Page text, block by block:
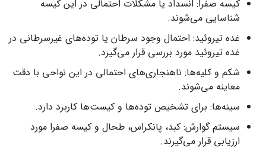
کیسه صفرا: انسداد یا مشکلات احتمالی در این کیسه
شناسایی می‌شوند.
غده تیروئید: احتمال وجود سرطان یا توده‌های غیرسرطانی در
غده تیروئید مورد بررسی قرار می‌گیرد.
شکم و کلیه‌ها: ناهنجاری‌های احتمالی در این نواحی با دقت
معاینه می‌شوند.
سینه‌ها: برای تشخیص توده‌ها و کیست‌ها کاربرد دارد.
سیستم گوارش: کبد، پانکراس، طحال و کیسه صفرا مورد
ارزیابی قرار می‌گیرند.